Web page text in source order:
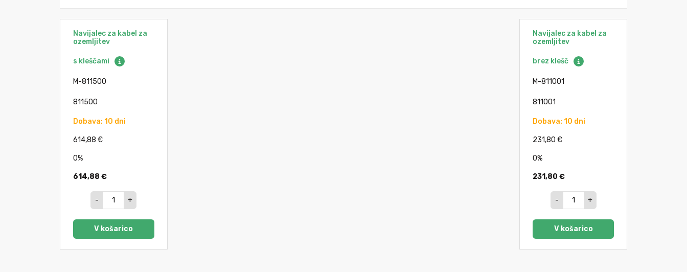
Navijalec za kabel za
ozemljitev
s kleščami
M-811500
811500
Dobava: 10 dni
614,88 €
0%
614,88 €
- +
V košarico
Navijalec za kabel za
ozemljitev
brez klešč
M-811001
811001
Dobava: 10 dni
231,80 €
0%
231,80 €
- +
V košarico